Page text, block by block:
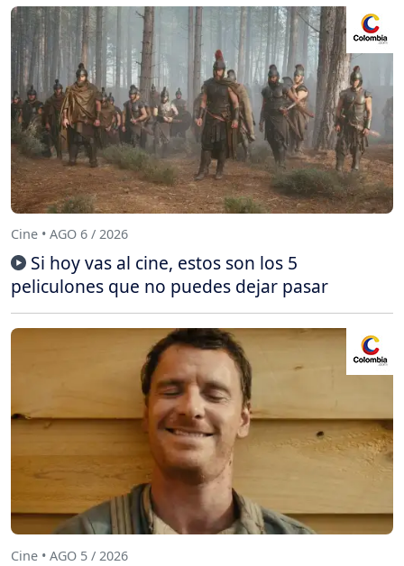
Cine • AGO 6 / 2026
Si hoy vas al cine, estos son los 5
peliculones que no puedes dejar pasar
Cine • AGO 5 / 2026